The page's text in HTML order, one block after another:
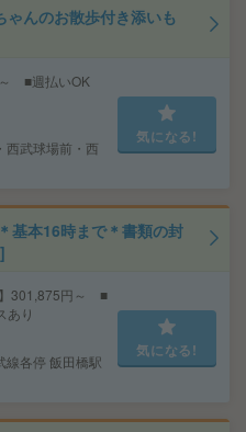
ゃんのお散歩付き添いも
～ ■週払いOK
西武球場前・西
気になる!
基本16時まで＊書類の封
301,875円～ ■
あり
各停 飯田橋駅
気になる!